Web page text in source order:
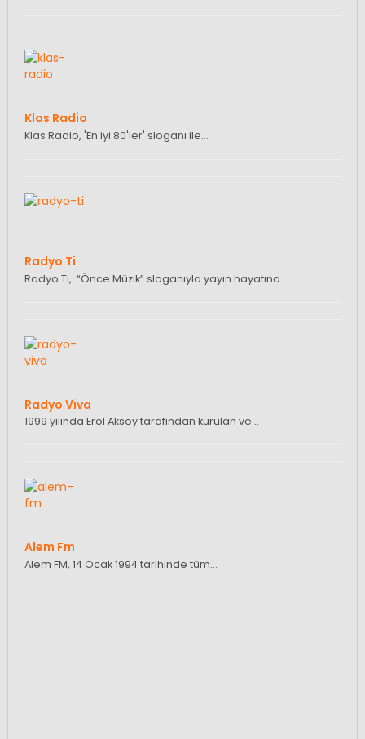
Klas Radio
Klas Radio, 'En iyi 80'ler' sloganı ile…
Radyo Ti
Radyo Ti, “Önce Müzik” sloganıyla yayın hayatına…
Radyo Viva
1999 yılında Erol Aksoy tarafından kurulan ve…
Alem Fm
Alem FM, 14 Ocak 1994 tarihinde tüm…